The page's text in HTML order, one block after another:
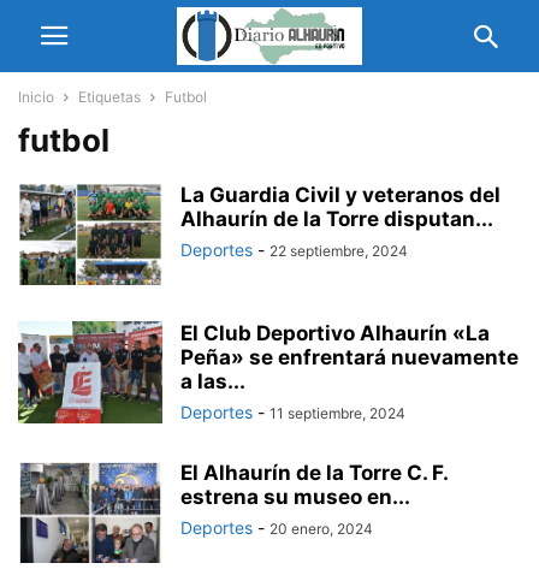
Inicio Etiquetas Futbol
futbol
La Guardia Civil y veteranos del
Alhaurín de la Torre disputan...
Deportes - 22 septiembre, 2024
El Club Deportivo Alhaurín «La
Peña» se enfrentará nuevamente
a las...
Deportes - 11 septiembre, 2024
El Alhaurín de la Torre C. F.
estrena su museo en...
Deportes - 20 enero, 2024